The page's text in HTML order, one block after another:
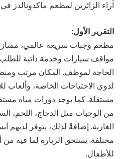
آراء الزائرين لمطعم ماكدونالدز
التقرير الأول:
مطعم وجبات سريعة عالمي، ممتاز
مواقف سيارات وخدمة ذاتية
الحاجة لموظف. المكان مرتب
لذوي الاحتياجات الخاصة، وألعاب
مستقلة. كما يوجد دورات مياه
من الوجبات مثل الدجاج، اللحم،
الغازية. إضافةً لذلك، يتوفر لديهم
مختلفة. يستحق الزيارة لما فيه
للأطفال.